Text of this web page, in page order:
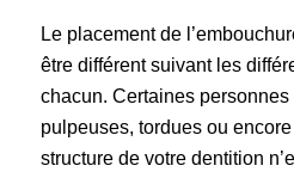
Le placement de
être différent suivant les
chacun. Certaines
pulpeuses, tordues ou
structure de votre dentition